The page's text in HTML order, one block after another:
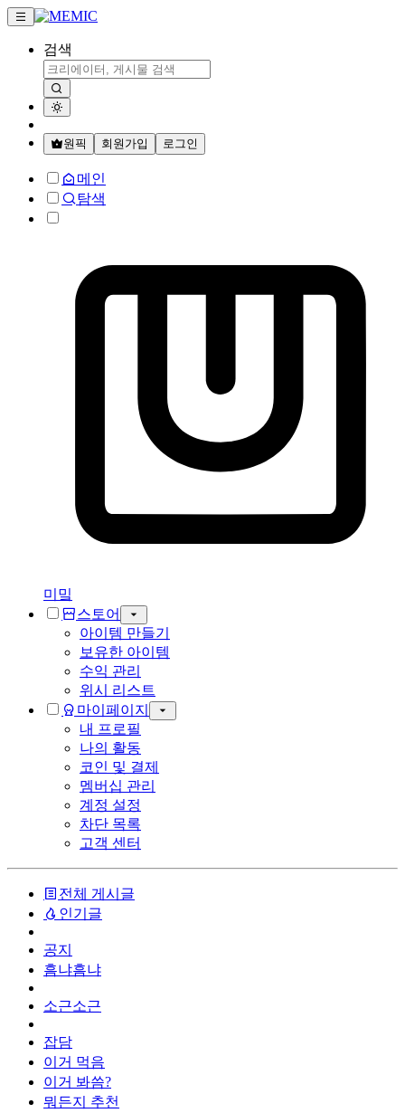
검색
원픽 회원가입 로그인
메인
탐색
미밐
스토어
아이템 만들기
보유한 아이템
수익 관리
위시 리스트
마이페이지
내 프로필
나의 활동
코인 및 결제
멤버십 관리
계정 설정
차단 목록
고객 센터
전체 게시글
인기글
공지
흠냐흠냐
소근소근
잡담
이거 먹음
이거 봐씀?
뭐든지 추천